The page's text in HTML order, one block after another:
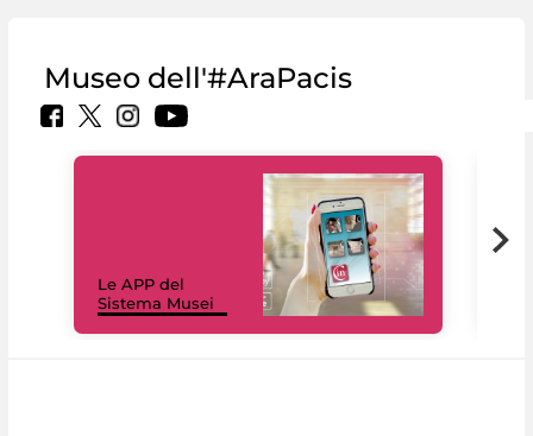
Museo dell'#AraPacis
Le APP del
Sistema Musei